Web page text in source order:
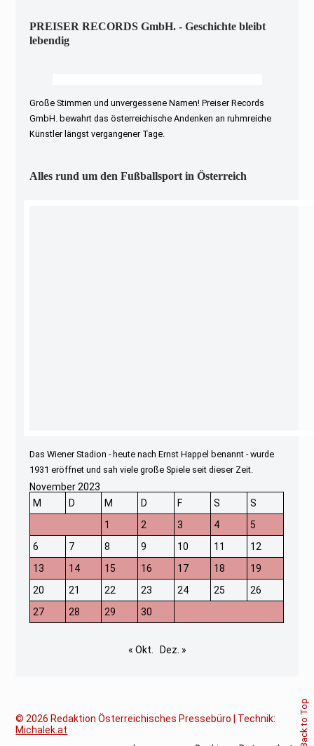
PREISER RECORDS GmbH. - Geschichte bleibt
lebendig
Große Stimmen und unvergessene Namen! Preiser Records
GmbH. bewahrt das österreichische Andenken an ruhmreiche
Künstler längst vergangener Tage.
Alles rund um den Fußballsport in Österreich
Das Wiener Stadion - heute nach Ernst Happel benannt - wurde
1931 eröffnet und sah viele große Spiele seit dieser Zeit.
November 2023
M
D M D F S
S
1
2 3 4
5
6
7 8 9 10 11
12
13
14 15 16 17 18
19
20
21 22 23 24 25
26
27
28 29 30
« Okt. Dez. »
© 2026 Redaktion Österreichisches Pressebüro | Technik:
Michalek.at
Back to Top